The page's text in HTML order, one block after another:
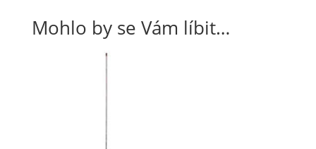
Mohlo by se Vám líbit…